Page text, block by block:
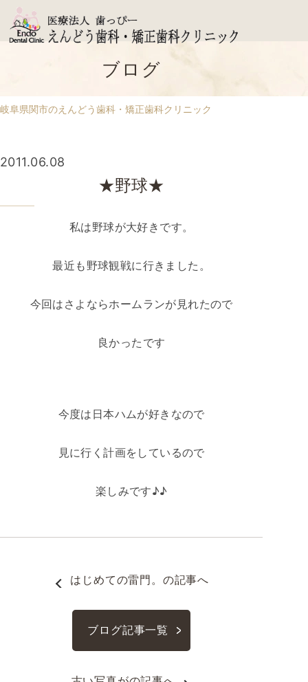
ブログ
岐阜県関市のえんどう歯科・矯正歯科クリニック
★野球★
2011.06.08
私は野球が大好きです。
最近も野球観戦に行きました。
今回はさよならホームランが見れたので
良かったです
今度は日本ハムが好きなので
見に行く計画をしているので
楽しみです♪♪
はじめての雷門。 の記事へ
ブログ記事一覧